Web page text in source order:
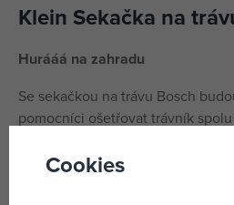
Klein Sekačka na
Hurááá na zahradu
Se sekačkou na trávu Bosch
pomocníci ošetřovat trávník
Sekačka vydává zvuk
Cookies